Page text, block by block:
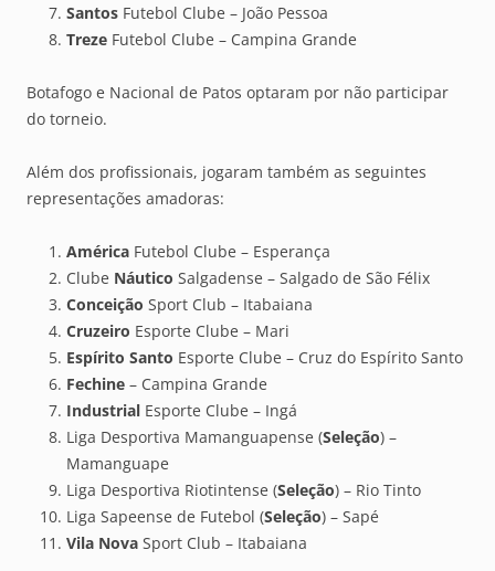
Santos Futebol Clube – João Pessoa
Treze Futebol Clube – Campina Grande
Botafogo e Nacional de Patos optaram por não participar
do torneio.
Além dos profissionais, jogaram também as seguintes
representações amadoras:
América Futebol Clube – Esperança
Clube Náutico Salgadense – Salgado de São Félix
Conceição Sport Club – Itabaiana
Cruzeiro Esporte Clube – Mari
Espírito Santo Esporte Clube – Cruz do Espírito Santo
Fechine – Campina Grande
Industrial Esporte Clube – Ingá
Liga Desportiva Mamanguapense (Seleção) –
Mamanguape
Liga Desportiva Riotintense (Seleção) – Rio Tinto
Liga Sapeense de Futebol (Seleção) – Sapé
Vila Nova Sport Club – Itabaiana